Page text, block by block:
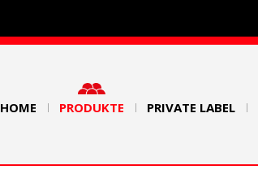
HOME PRODUKTE PRIVATE LABEL